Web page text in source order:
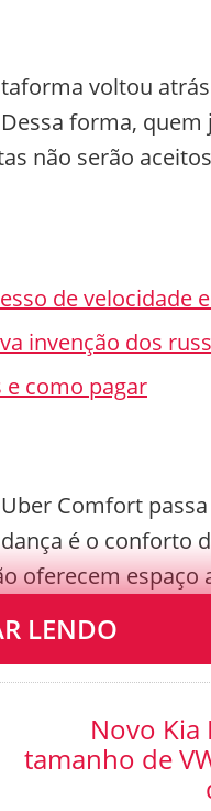
voltou
forma, quem
não serão
de velocidade
invenção dos
e como pagar
Comfort
é o conforto
oferecem espaço
LENDO
Novo Kia
tamanho de